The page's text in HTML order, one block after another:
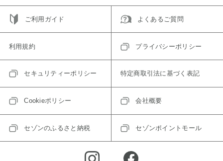
ご利用ガイド よくあるご質問
利用規約 プライバシーポリシー
セキュリティーポリシー 特定商取引法に基づく表記
Cookieポリシー 会社概要
セゾンのふるさと納税 セゾンポイントモール